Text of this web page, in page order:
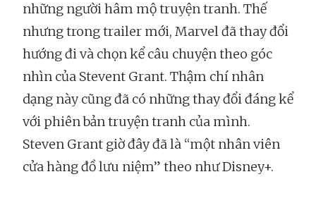
những người hâm mộ truyện tranh. Thế
nhưng trong trailer mới, Marvel đã thay đổi
hướng đi và chọn kể câu chuyện theo góc
nhìn của Stevent Grant. Thậm chí nhân
dạng này cũng đã có những thay đổi đáng kể
với phiên bản truyện tranh của mình.
Steven Grant giờ đây đã là “một nhân viên
cửa hàng đồ lưu niệm” theo như Disney+.